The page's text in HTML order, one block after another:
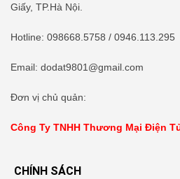
Giấy, TP.Hà Nội.
Hotline: 098668.5758 / 0946.113.295
Email: dodat9801@gmail.com
Đơn vị chủ quản:
Công Ty TNHH Thương Mại Điện
CHÍNH SÁCH